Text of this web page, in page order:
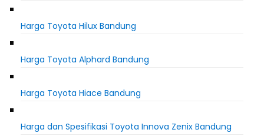
Harga Toyota Hilux Bandung
Harga Toyota Alphard Bandung
Harga Toyota Hiace Bandung
Harga dan Spesifikasi Toyota Innova Zenix Bandung